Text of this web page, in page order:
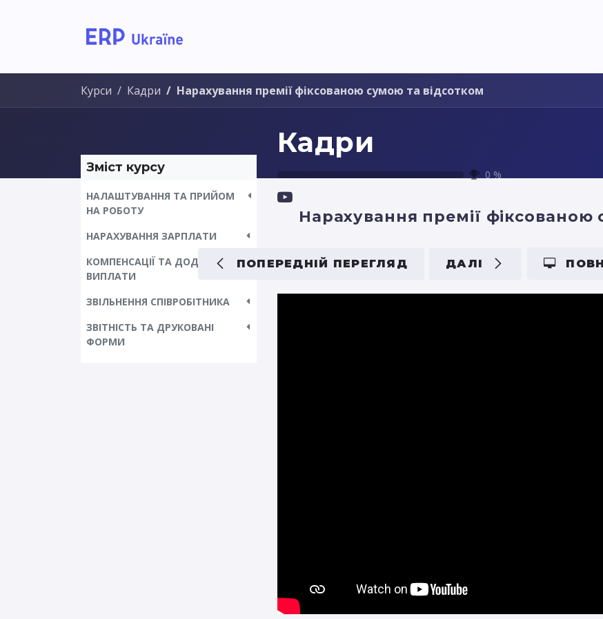
Курси Кадри Нарахування премії фіксованою сумою та відсотком
Кадри
0 %
Зміст курсу
НАЛАШТУВАННЯ ТА ПРИЙОМ
НА РОБОТУ
НАРАХУВАННЯ ЗАРПЛАТИ
КОМПЕНСАЦІЇ ТА ДОДАТКОВІ
ВИПЛАТИ
ЗВІЛЬНЕННЯ СПІВРОБІТНИКА
ЗВІТНІСТЬ ТА ДРУКОВАНІ
ФОРМИ
Нарахування премії фіксованою
ПОПЕРЕДНІЙ ПЕРЕГЛЯД ДАЛІ